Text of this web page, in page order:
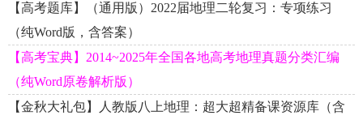
【高考题库】（通用版）2022届地理二轮复习：专项练习
（纯Word版，含答案）
【高考宝典】2014~2025年全国各地高考地理真题分类汇编
（纯Word原卷解析版）
【金秋大礼包】人教版八上地理：超大超精备课资源库（含